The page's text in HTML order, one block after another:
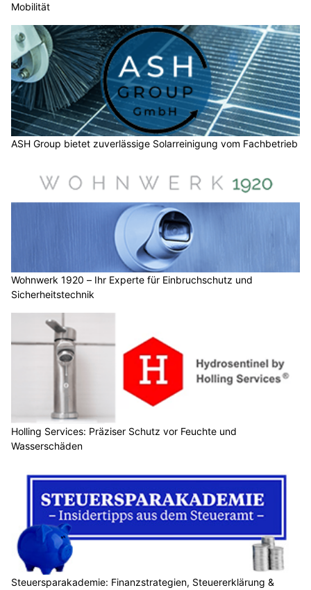
Mobilität
ASH Group bietet zuverlässige Solarreinigung vom Fachbetrieb
Wohnwerk 1920 – Ihr Experte für Einbruchschutz und
Sicherheitstechnik
Holling Services: Präziser Schutz vor Feuchte und
Wasserschäden
Steuersparakademie: Finanzstrategien, Steuererklärung &